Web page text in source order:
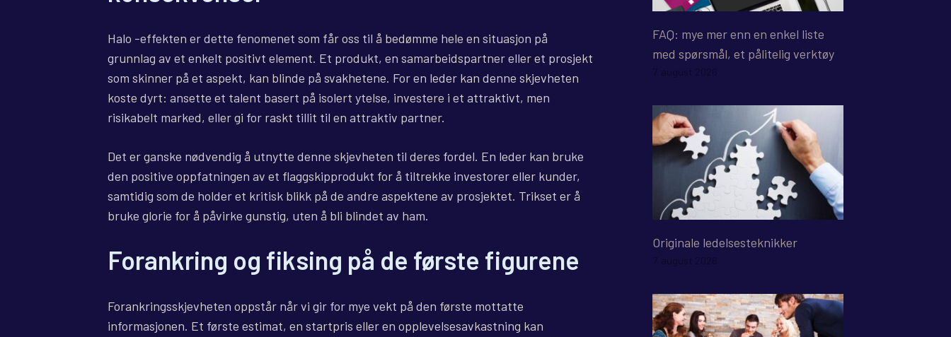
Halo -effekten er dette fenomenet som får oss til å bedømme hele en situasjon på
grunnlag av et enkelt positivt element. Et produkt, en samarbeidspartner eller et prosjekt
som skinner på et aspekt, kan blinde på svakhetene. For en leder kan denne skjevheten
koste dyrt: ansette et talent basert på isolert ytelse, investere i et attraktivt, men
risikabelt marked, eller gi for raskt tillit til en attraktiv partner.
Det er ganske nødvendig å utnytte denne skjevheten til deres fordel. En leder kan bruke
den positive oppfatningen av et flaggskipprodukt for å tiltrekke investorer eller kunder,
samtidig som de holder et kritisk blikk på de andre aspektene av prosjektet. Trikset er å
bruke glorie for å påvirke gunstig, uten å bli blindet av ham.
Forankring og fiksing på de første figurene
Forankringsskjevheten oppstår når vi gir for mye vekt på den første mottatte
informasjonen. Et første estimat, en startpris eller en opplevelsesavkastning kan
FAQ: mye mer enn en enkel liste
med spørsmål, et pålitelig verktøy
7. august 2026
Originale ledelsesteknikker
7. august 2026